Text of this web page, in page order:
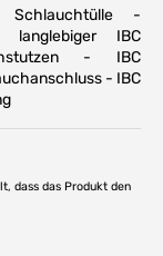
-
langlebiger IBC
- IBC
- IBC
dass das Produkt den